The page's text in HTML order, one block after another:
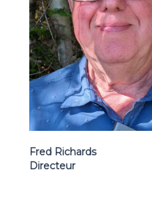
Fred Richards
Directeur